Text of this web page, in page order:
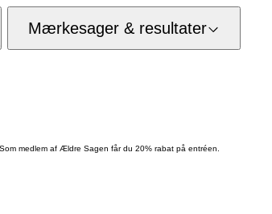
Mærkesager & resultater
medlem af Ældre Sagen får du 20% rabat på entréen.